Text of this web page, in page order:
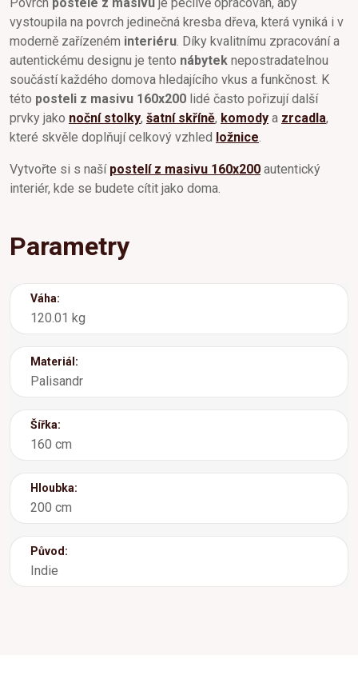
vystoupila na povrch jedinečná kresba dřeva, která vyniká i v
moderně zařízeném interiéru . Díky kvalitnímu zpracování a
autentickému designu je tento nábytek nepostradatelnou
součástí každého domova hledajícího vkus a funkčnost. K
této posteli z masivu 160x200 lidé často pořizují další
prvky jako noční stolky, šatní skříně, komody a zrcadla,
které skvěle doplňují celkový vzhled ložnice
Vytvořte si s naší postelí z masivu 160x200 autentický
interiér, kde se budete cítit jako doma.
Parametry
Váha:
120.01 kg
Materiál:
Palisandr
Šířka:
160 cm
Hloubka:
200 cm
Původ:
Indie